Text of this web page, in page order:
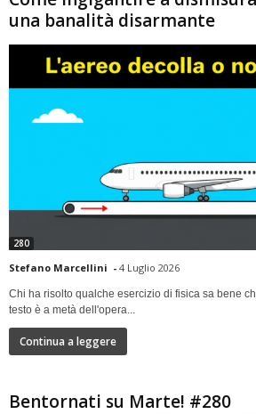
una banalità disarmante
280
Stefano Marcellini - 4 Luglio 2026
Chi ha risolto qualche esercizio di fisica sa bene
testo è a metà dell'opera...
Continua a leggere
Bentornati su Marte! #280